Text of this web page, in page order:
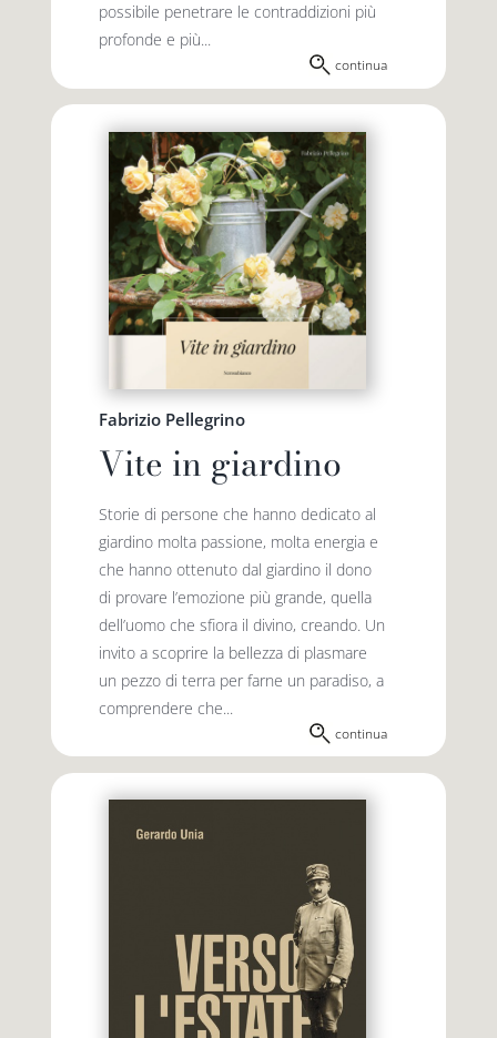
possibile penetrare le contraddizioni più
profonde e più...
continua
Fabrizio Pellegrino
Vite in giardino
Storie di persone che hanno dedicato al
giardino molta passione, molta energia e
che hanno ottenuto dal giardino il dono
di provare l’emozione più grande, quella
dell’uomo che sfiora il divino, creando. Un
invito a scoprire la bellezza di plasmare
un pezzo di terra per farne un paradiso, a
comprendere che...
continua